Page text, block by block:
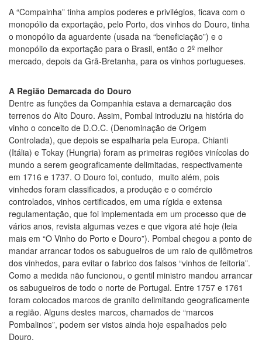
A “Compainha” tinha amplos poderes e privilégios, ficava com o
monopólio da exportação, pelo Porto, dos vinhos do Douro, tinha
o monopólio da aguardente (usada na “beneficiação”) e o
monopólio da exportação para o Brasil, então o 2º melhor
mercado, depois da Grã-Bretanha, para os vinhos portugueses.
A Região Demarcada do Douro
Dentre as funções da Companhia estava a demarcação dos
terrenos do Alto Douro. Assim, Pombal introduziu na história do
vinho o conceito de D.O.C. (Denominação de Origem
Controlada), que depois se espalharia pela Europa. Chianti
(Itália) e Tokay (Hungria) foram as primeiras regiões vinícolas do
mundo a serem geograficamente delimitadas, respectivamente
em 1716 e 1737. O Douro foi, contudo, muito além, pois
vinhedos foram classificados, a produção e o comércio
controlados, vinhos certificados, em uma rígida e extensa
regulamentação, que foi implementada em um processo que de
vários anos, revista algumas vezes e que vigora até hoje (leia
mais em “O Vinho do Porto e Douro”). Pombal chegou a ponto de
mandar arrancar todos os sabugueiros de um raio de quilômetros
dos vinhedos, para evitar o fabrico dos falsos “vinhos de feitoria”.
Como a medida não funcionou, o gentil ministro mandou arrancar
os sabugueiros de todo o norte de Portugal. Entre 1757 e 1761
foram colocados marcos de granito delimitando geograficamente
a região. Alguns destes marcos, chamados de “marcos
Pombalinos”, podem ser vistos ainda hoje espalhados pelo
Douro.